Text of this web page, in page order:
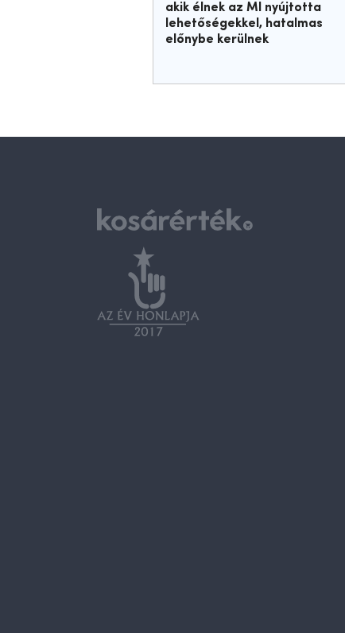
akik élnek az MI nyújtotta
lehetőségekkel, hatalmas
előnybe kerülnek